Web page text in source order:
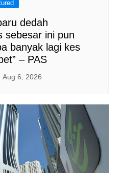
dedah
sebesar ini pun
banyak lagi kes
– PAS
Aug 6, 2026